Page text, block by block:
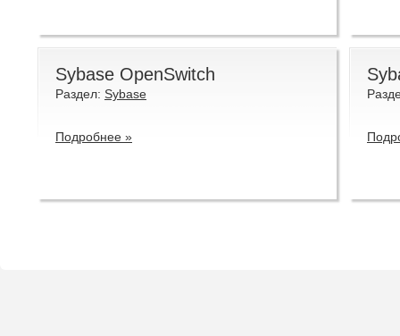
Sybase OpenSwitch
Раздел: Sybase
Подробнее »